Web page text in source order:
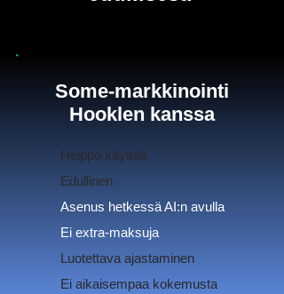
Some-markkinointi
Hooklen kanssa
Helppo käyttää
Edullinen
Asenus hetkessä AI:n avulla
Ei extra-maksuja
Luotettava ajastaminen
Ei aikaisempaa kokemusta